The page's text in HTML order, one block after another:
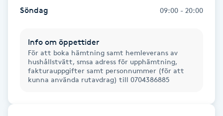
Gravidmassage
Gravidyoga
Gruppträning
Söndag 09:00 - 20:00
Info om öppettider
För att boka hämtning samt hemleverans av
hushållstvätt, smsa adress för upphämtning,
fakturauppgifter samt personnummer (för att
kunna använda rutavdrag) till 0704386885